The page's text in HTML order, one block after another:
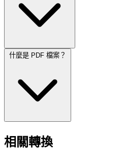
什麼是 PDF 檔案？
相關轉換